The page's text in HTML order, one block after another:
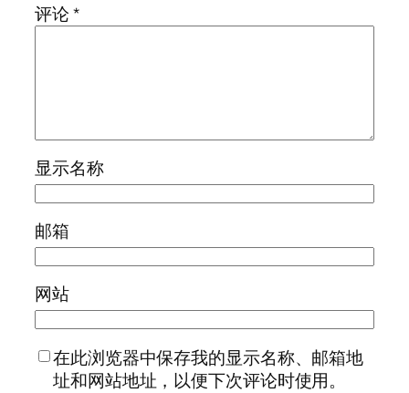
评论*
显示名称
邮箱
网站
在此浏览器中保存我的显示名称、邮箱地
址和网站地址，以便下次评论时使用。